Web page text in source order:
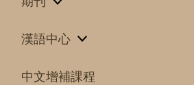
漢語中心
中文增補課程